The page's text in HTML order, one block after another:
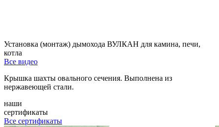
Установка (монтаж) дымохода ВУЛКАН для камина, печи,
котла
Все видео
Крышка шахты овального сечения. Выполнена из
нержавеющей стали.
наши
сертификаты
Все сертификаты